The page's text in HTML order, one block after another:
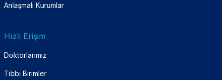
Anlaşmalı Kurumlar
Hızlı Erişim
Doktorlarımız
Tıbbi Birimler